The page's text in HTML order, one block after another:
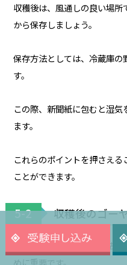
収穫後は、風通しの良い場
から保存しましょう。
保存方法としては、冷蔵庫
す。
この際、新聞紙に包むと湿
ます。
これらのポイントを押さえ
ことができます。
5-2 収穫後のゴー
ゴーヤの収穫後の保存方法
めに重要です。